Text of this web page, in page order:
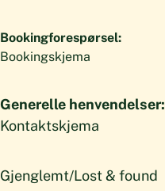
Bookingforespørsel:
Bookingskjema
Generelle henvendelser:
Kontaktskjema
Gjenglemt/Lost & found